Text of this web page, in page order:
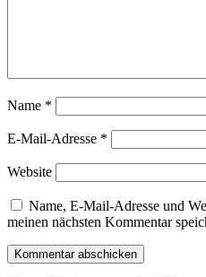
Name *
E-Mail-Adresse *
Website
Name, E-Mail-Adresse und
meinen nächsten Kommentar